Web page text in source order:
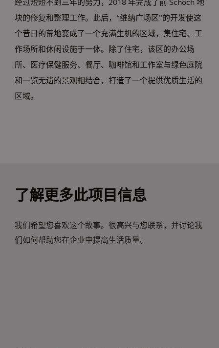
经过短短不到三年的努力，2018 年完成了前 Schoch 地
块的修复和整理工作。此后，“维纳广场区”的开发使这
个昔日的荒地变成了一个充满生机的区域，集住宅、工
作场所和休闲设施于一体。除了住宅，该区的办公场
所、医疗保健服务、餐厅、咖啡馆和工作室与绿色庭院
和一览无遗的景观相结合，打造了一个提供优质生活的
区域。
了解更多此项目信息
我们希望您喜欢这个故事。很高兴与您联系，并讨论我
们如何帮助您在企业中提高生活质量。